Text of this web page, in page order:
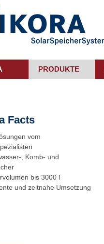
PRODUKTE
Facts
vom
, Komb- und
bis 3000 l
und zeitnahe Umsetzung